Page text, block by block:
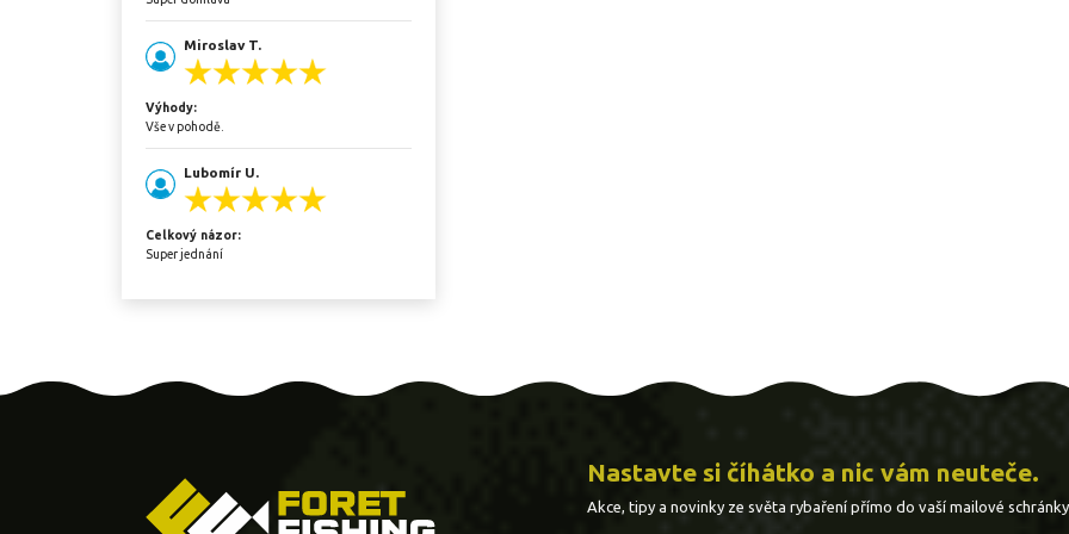
Miroslav T.
Výhody:
Vše v pohodě.
Lubomír U.
Celkový názor:
Super jednání
Nastavte si číhátko a nic vám neuteče.
Akce, tipy a novinky ze světa rybaření přímo do vaší mailové